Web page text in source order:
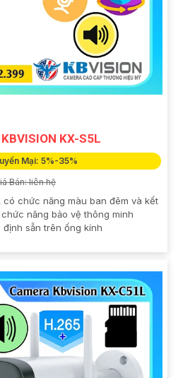
KX-S5L
Mại: 5%-35%
Bán: liên hệ
có chức năng màu ban đêm và kết
năng bảo vệ thông minh
sẵn trên ống kính